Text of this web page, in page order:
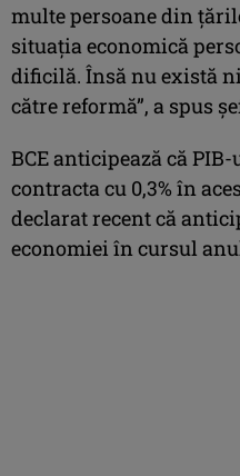
multe persoane din
situaţia economică
dificilă. Însă nu există
către reformă”, a spus
BCE anticipează că
contracta cu 0,3% în
declarat recent că
economiei în cursul